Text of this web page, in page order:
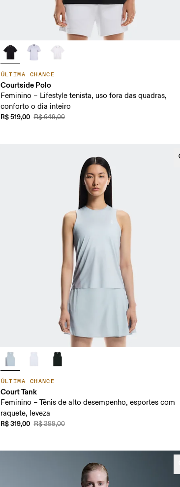
ÚLTIMA CHANCE
Courtside Polo
Feminino – Lifestyle tenista, uso fora das quadras,
conforto o dia inteiro
R$ 519,00 R$ 649,00
ÚLTIMA CHANCE
Court Tank
Feminino – Tênis de alto desempenho, esportes com
raquete, leveza
R$ 319,00 R$ 399,00